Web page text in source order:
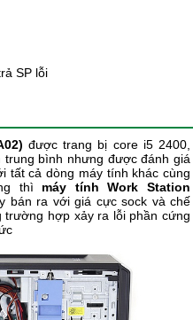
SP lỗi
được trang bị core i5 2400,
bình nhưng được đánh giá
tất cả dòng máy tính khác cùng
thì máy tính Work Station
bán ra với giá cực sock và chế
trường hợp xảy ra lỗi phần cứng